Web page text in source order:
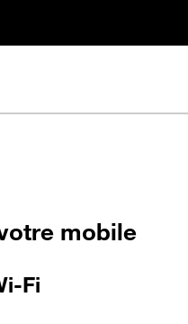
mobile
Fi